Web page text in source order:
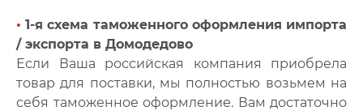
•1-я схема таможенного оформления импорта
/ экспорта в Домодедово
Если Ваша российская компания приобрела
товар для поставки, мы полностью возьмем на
себя таможенное оформление. Вам достаточно